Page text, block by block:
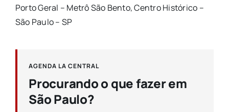
Porto Geral – Metrô São Bento, Centro Histórico –
São Paulo – SP
AGENDA LA CENTRAL
Procurando o que fazer em
São Paulo?